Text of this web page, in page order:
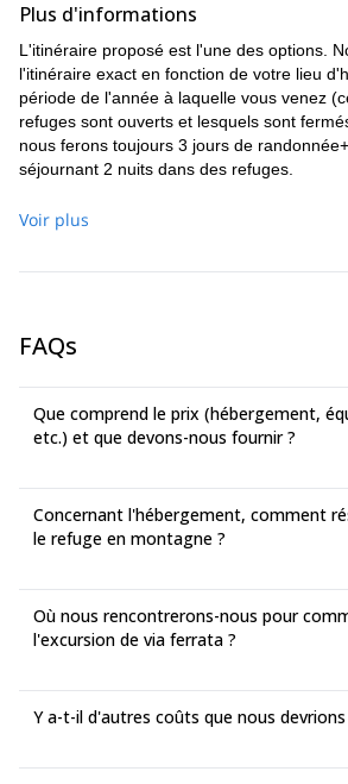
Plus d'informations
L'itinéraire proposé est l'une des options.
l'itinéraire exact en fonction de votre lieu
période de l'année à laquelle vous venez
refuges sont ouverts et lesquels sont
nous ferons toujours 3 jours de
séjournant 2 nuits dans des refuges.
Voir plus
FAQs
Que comprend le prix (hébergement,
etc.) et que devons-nous fournir ?
Concernant l'hébergement, comment
le refuge en montagne ?
Où nous rencontrerons-nous pour
l'excursion de via ferrata ?
Y a-t-il d'autres coûts que nous